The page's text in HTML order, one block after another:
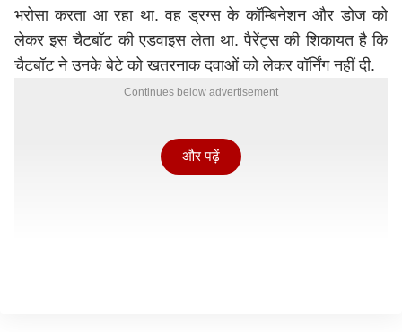
भरोसा करता आ रहा था. वह ड्रग्स के कॉम्बिनेशन और डोज को
लेकर इस चैटबॉट की एडवाइस लेता था. पैरेंट्स की शिकायत है कि
चैटबॉट ने उनके बेटे को खतरनाक दवाओं को लेकर वॉर्निंग नहीं दी.
Continues below advertisement
और पढ़ें